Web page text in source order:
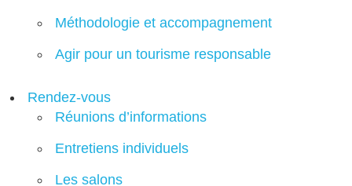
Méthodologie et accompagnement
Agir pour un tourisme responsable
Rendez-vous
Réunions d’informations
Entretiens individuels
Les salons